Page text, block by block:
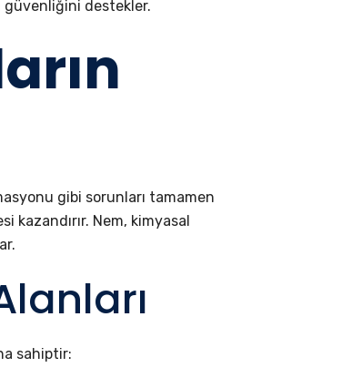
güvenliğini destekler.
gibi sorunları tamamen
kazandırır. Nem, kimyasal
sahiptir: